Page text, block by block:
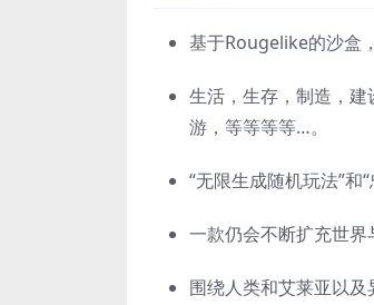
基于Rougelike的沙盒
生活，生存，制造，
游，等等等等…。
“无限生成随机玩法”和
一款仍会不断扩充世界
围绕人类和艾莱亚以及